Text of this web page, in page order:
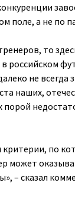
поле, а не по
то
российском
не всегда
наших,
порой
критерии, по
может
– сказал